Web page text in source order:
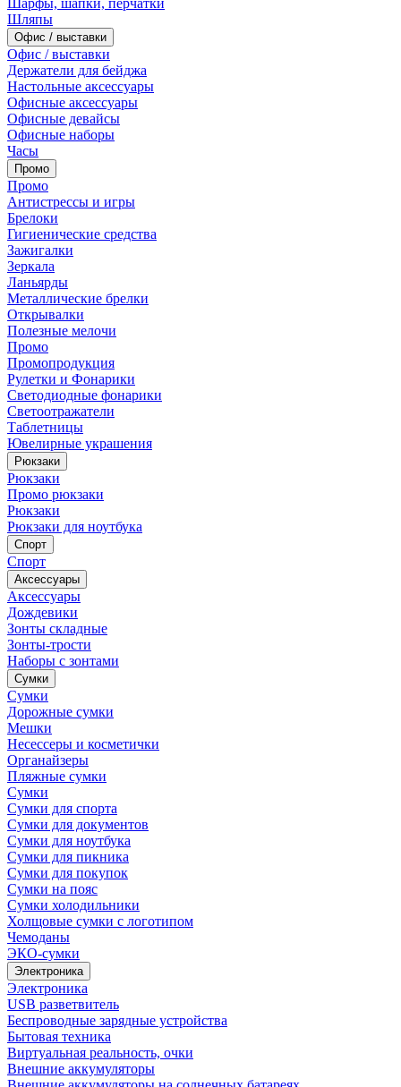
Шляпы
Офис / выставки
Офис / выставки
Держатели для бейджа
Настольные аксессуары
Офисные аксессуары
Офисные девайсы
Офисные наборы
Часы
Промо
Промо
Антистрессы и игры
Брелоки
Гигиенические средства
Зажигалки
Зеркала
Ланьярды
Металлические брелки
Открывалки
Полезные мелочи
Промо
Промопродукция
Рулетки и Фонарики
Светодиодные фонарики
Светоотражатели
Таблетницы
Ювелирные украшения
Рюкзаки
Рюкзаки
Промо рюкзаки
Рюкзаки
Рюкзаки для ноутбука
Спорт
Спорт
Аксессуары
Аксессуары
Дождевики
Зонты складные
Зонты-трости
Наборы с зонтами
Сумки
Сумки
Дорожные сумки
Мешки
Несессеры и косметички
Органайзеры
Пляжные сумки
Сумки
Сумки для спорта
Сумки для документов
Сумки для ноутбука
Сумки для пикника
Сумки для покупок
Сумки на пояс
Сумки холодильники
Холщовые сумки с логотипом
Чемоданы
ЭКО-сумки
Электроника
Электроника
USB разветвитель
Беспроводные зарядные устройства
Бытовая техника
Виртуальная реальность, очки
Внешние аккумуляторы